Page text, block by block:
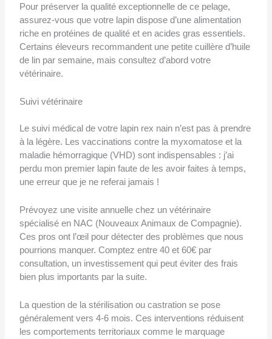
Pour préserver la qualité exceptionnelle de ce pelage,
assurez-vous que votre lapin dispose d’une alimentation
riche en protéines de qualité et en acides gras essentiels.
Certains éleveurs recommandent une petite cuillère d’huile
de lin par semaine, mais consultez d’abord votre
vétérinaire.
Suivi vétérinaire
Le suivi médical de votre lapin rex nain n’est pas à prendre
à la légère. Les vaccinations contre la myxomatose et la
maladie hémorragique (VHD) sont indispensables : j’ai
perdu mon premier lapin faute de les avoir faites à temps,
une erreur que je ne referai jamais !
Prévoyez une visite annuelle chez un vétérinaire
spécialisé en NAC (Nouveaux Animaux de Compagnie).
Ces pros ont l’œil pour détecter des problèmes que nous
pourrions manquer. Comptez entre 40 et 60€ par
consultation, un investissement qui peut éviter des frais
bien plus importants par la suite.
La question de la stérilisation ou castration se pose
généralement vers 4-6 mois. Ces interventions réduisent
les comportements territoriaux comme le marquage